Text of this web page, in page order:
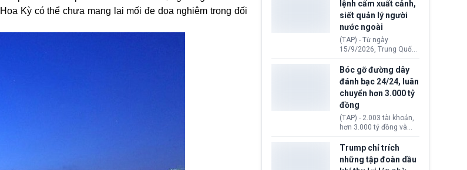
Kỳ có thể chưa mang lại mối đe dọa nghiêm trọng đối
Kỳ. Nguyên nhân do cơ
quan y tế nghi ngờ
nguyên liệu liên quan
đến ổ dịch Salmonella
khiến ít nhất 110 người
mắc bệnh tại bang
Minnesota.
lệnh cấm xuất cảnh,
siết quản lý người
nước ngoài
(TAP) - Từ ngày
15/9/2026, Trung Quốc
áp dụng quy định mới về
quản lý xuất nhập cảnh.
Một hành vi vi phạm giấy
tờ, xuất nhập cảnh trái
phép hay liên quan kiểm
soát công nghệ có thể
khiến công dân Trung
Quốc đối mặt lệnh cấm
xuất cảnh kéo dài tới 3
năm. Trong khi đó, người
nước ngoài sử dụng giấy
tờ giả có nguy cơ bị từ
Bóc gỡ đường dây
đánh bạc 24/24, luân
chuyển hơn 3.000 tỷ
đồng
(TAP) - 2.003 tài khoản,
hơn 3.000 tỷ đồng và
một đường dây đánh
bạc xuyên quốc gia vận
hành 24/24 giờ vừa bị
Công an TP. Hải Phòng
Trump chỉ trích
những tập đoàn dầu